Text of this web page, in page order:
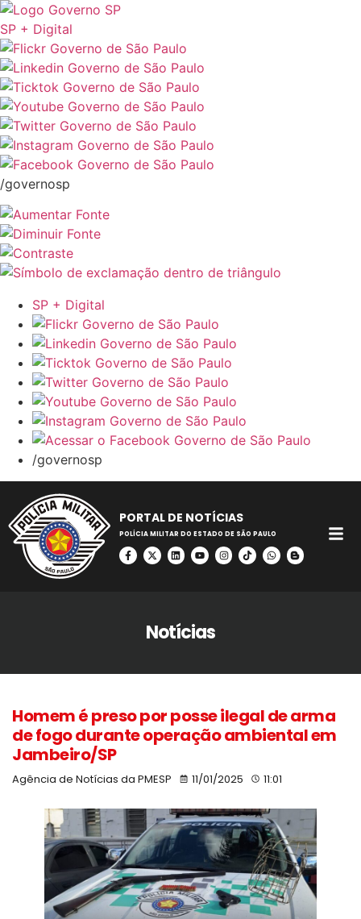
SP + Digital
/governosp
SP + Digital
/governosp
PORTAL DE NOTÍCIAS
POLÍCIA MILITAR DO ESTADO DE SÃO PAULO
Notícias
Homem é preso por posse ilegal de arma
de fogo durante operação ambiental em
Jambeiro/SP
Agência de Notícias da PMESP 11/01/2025 11:01